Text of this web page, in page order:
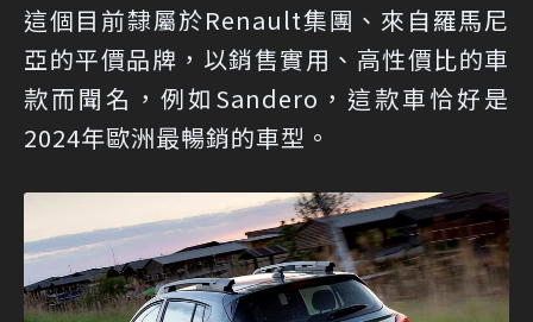
這個目前隸屬於Renault集團、來自羅馬尼
亞的平價品牌，以銷售實用、高性價比的車
款而聞名，例如Sandero，這款車恰好是
2024年歐洲最暢銷的車型。